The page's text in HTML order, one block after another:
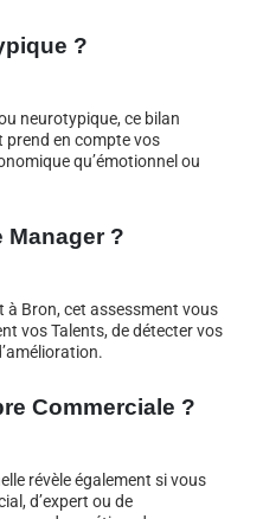
?
neurotypique, ce bilan
prend en compte vos
qu’émotionnel ou
Manager ?
à Bron, cet assessment vous
vos Talents, de détecter vos
Commerciale ?
révèle également si vous
d’expert ou de